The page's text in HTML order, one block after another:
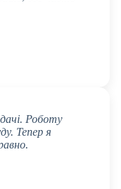
Роботу
Тепер я